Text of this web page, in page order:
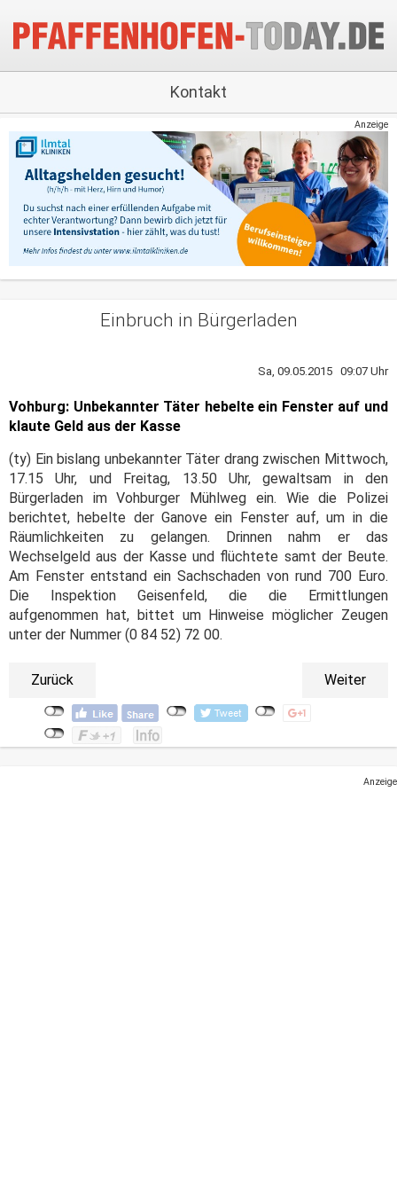
Kontakt
Anzeige
Einbruch in Bürgerladen
Sa, 09.05.2015 09:07 Uhr
Vohburg: Unbekannter Täter hebelte ein Fenster auf und
klaute Geld aus der Kasse
(ty) Ein bislang unbekannter Täter drang zwischen Mittwoch,
17.15 Uhr, und Freitag, 13.50 Uhr, gewaltsam in den
Bürgerladen im Vohburger Mühlweg ein. Wie die Polizei
berichtet, hebelte der Ganove ein Fenster auf, um in die
Räumlichkeiten zu gelangen. Drinnen nahm er das
Wechselgeld aus der Kasse und flüchtete samt der Beute.
Am Fenster entstand ein Sachschaden von rund 700 Euro.
Die Inspektion Geisenfeld, die die Ermittlungen
aufgenommen hat, bittet um Hinweise möglicher Zeugen
unter der Nummer (0 84 52) 72 00.
Zurück Weiter
Anzeige